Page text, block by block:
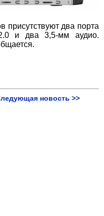
присутствуют два порта
и два 3,5-мм аудио.
новость >>